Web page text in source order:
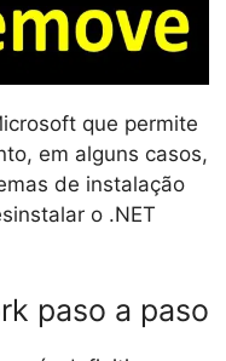
que permite
em alguns casos,
de instalação
o .NET
paso a paso